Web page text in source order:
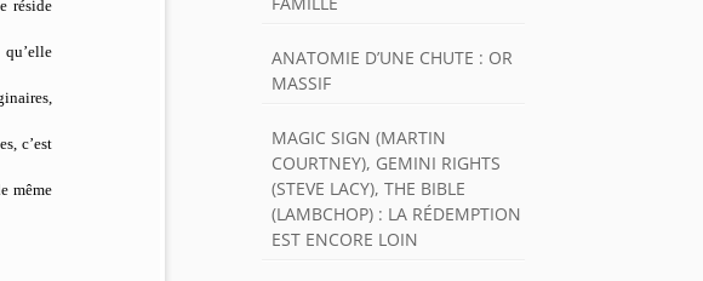
réside
c’est
même
ANATOMIE D’UNE CHUTE : OR
MASSIF
MAGIC SIGN (MARTIN
COURTNEY), GEMINI RIGHTS
(STEVE LACY), THE BIBLE
(LAMBCHOP) : LA RÉDEMPTION
EST ENCORE LOIN